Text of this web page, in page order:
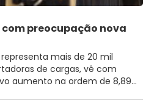
com preocupação nova
representa mais de 20 mil
de cargas, vê com
aumento na ordem de 8,89...